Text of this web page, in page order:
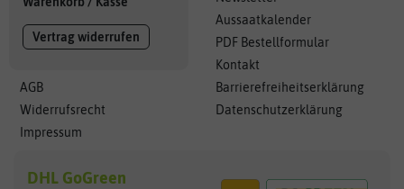
Vertrag widerrufen
AGB
Widerrufsrecht
Impressum
Aussaatkalender
PDF Bestellformular
Kontakt
Barrierefreiheitserklärung
Datenschutzerklärung
DHL GoGreen